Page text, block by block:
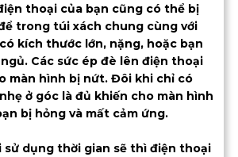
thoại của bạn cũng có thể bị
trong túi xách chung cùng với
kích thước lớn, nặng, hoặc bạn
Các sức ép đè lên điện thoại
màn hình bị nứt. Đôi khi chỉ có
ở góc là đủ khiến cho màn hình
bị hỏng và mất cảm ứng.
sử dụng thời gian sẽ thì điện thoại